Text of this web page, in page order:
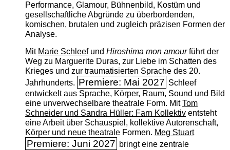
Performance, Glamour, Bühnenbild, Kostüm und
gesellschaftliche Abgründe zu überbordenden,
komischen, brutalen und zugleich präzisen Formen der
Analyse.
Mit Marie Schleefund Hiroshima mon amourführt der
Weg zu Marguerite Duras, zur Liebe im Schatten des
Krieges und zur traumatisierten Sprache des 20.
Jahrhunderts. Premiere: Mai 2027 Schleef
entwickelt aus Sprache, Körper, Raum, Sound und Bild
eine unverwechselbare theatrale Form. MitTom
Schneider und Sandra Hüller: Farn Kollektiventsteht
eine Arbeit über Schauspiel, kollektive Autorenschaft,
Körper und neue theatrale Formen. Meg Stuart
Premiere: Juni 2027 bringt eine zentrale